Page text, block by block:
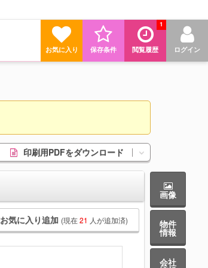
ログイン
閲覧履歴
1
保存条件
お気に入り
印刷用PDFをダウンロード
お気に入り追加 (現在21 人が追加済)
画像
物件
情報
会社